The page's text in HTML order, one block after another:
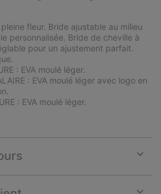
fleur. Bride ajustable au milieu
personnalisée. Bride de cheville à
pour un ajustement parfait.
: EVA moulé léger.
: EVA moulé léger avec logo en
: EVA moulé léger.
or